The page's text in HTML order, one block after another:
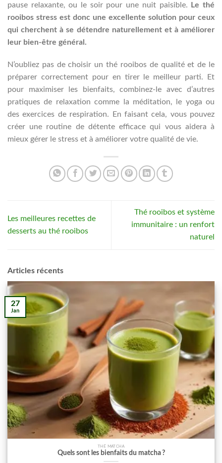
pause relaxante, ou le soir pour une nuit paisible. Le thé
rooibos stress est donc une excellente solution pour ceux
qui cherchent à se détendre naturellement et à améliorer
leur bien-être général.
N’oubliez pas de choisir un thé rooibos de qualité et de le
préparer correctement pour en tirer le meilleur parti. Et
pour maximiser les bienfaits, combinez-le avec d’autres
pratiques de relaxation comme la méditation, le yoga ou
des exercices de respiration. En faisant cela, vous pouvez
créer une routine de détente efficace qui vous aidera à
mieux gérer le stress et à améliorer votre qualité de vie.
Les meilleures recettes de
desserts au thé rooibos
Thé rooibos et système
immunitaire : un renfort
naturel
Articles récents
THÉ MATCHA
Quels sont les bienfaits du matcha ?
27
Jan